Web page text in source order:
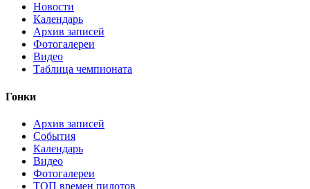
Новости
Календарь
Архив записей
Фотогалереи
Видео
Таблица чемпионата
Гонки
Архив записей
События
Календарь
Видео
Фотогалереи
ТОП времен пилотов